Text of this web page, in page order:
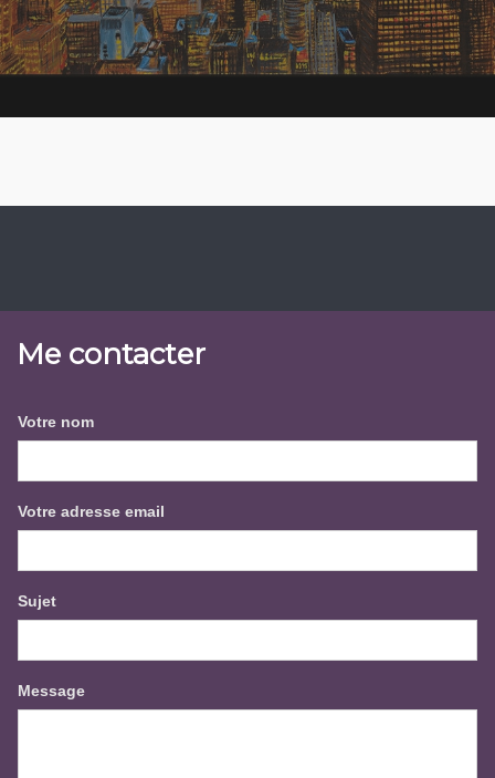
Me contacter
Votre nom
Votre adresse email
Sujet
Message